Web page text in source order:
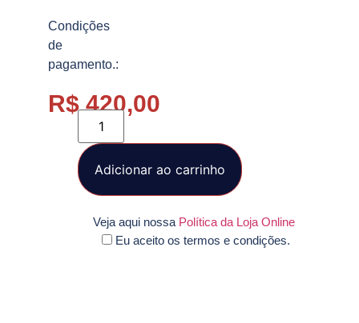
Condições
de
pagamento.:
R$420,00
Adicionar ao carrinho
Veja aqui nossa Política da Loja Online
Eu aceito os termos e condições.